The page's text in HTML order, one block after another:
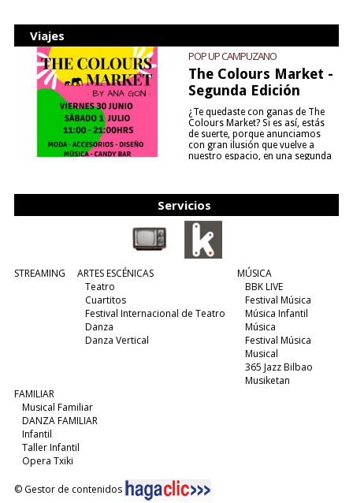
Viajes
POP UP CAMPUZANO
The Colours Market -
Segunda Edición
¿Te quedaste con ganas de The
Colours Market? Si es así, estás
de suerte, porque anunciamos
con gran ilusión que vuelve a
nuestro espacio, en una segunda
Servicios
STREAMING
ARTES ESCÉNICAS
Teatro
Cuartitos
Festival Internacional de Teatro
Danza
Danza Vertical
MÚSICA
BBK LIVE
Festival Música
Música Infantil
Música
Festival Música
Musical
365 Jazz Bilbao
Musiketan
FAMILIAR
Musical Familiar
DANZA FAMILIAR
Infantil
Taller Infantil
Opera Txiki
© Gestor de contenidos